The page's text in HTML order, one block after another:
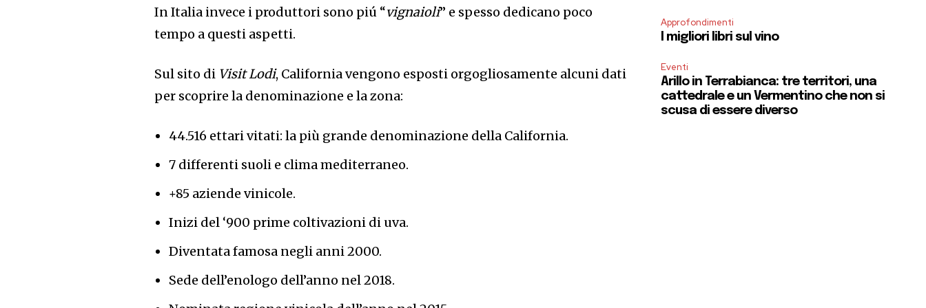
In Italia invece i produttori sono piú “vignaioli” e spesso dedicano poco
tempo a questi aspetti.
Sul sito di Visit Lodi, California vengono esposti orgogliosamente alcuni dati
per scoprire la denominazione e la zona:
44.516 ettari vitati: la più grande denominazione della California.
7 differenti suoli e clima mediterraneo.
+85 aziende vinicole.
Inizi del ‘900 prime coltivazioni di uva.
Diventata famosa negli anni 2000.
Sede dell’enologo dell’anno nel 2018.
Approfondimenti
I migliori libri sul vino
Eventi
Arillo in Terrabianca: tre territori, una
cattedrale e un Vermentino che non si
scusa di essere diverso